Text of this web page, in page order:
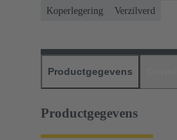
Koperlegering
Verzilverd
Productgegevens
Productgegevens